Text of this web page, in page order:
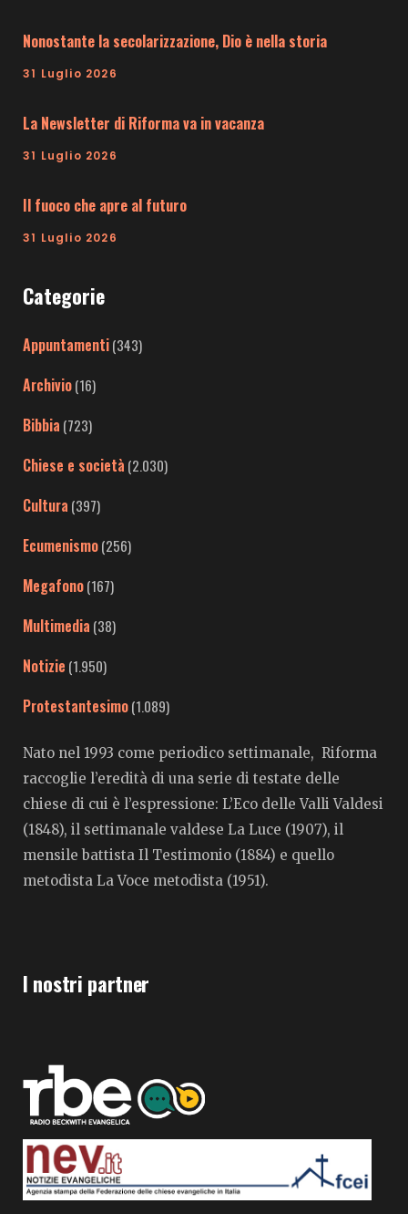
Nonostante la secolarizzazione, Dio è nella storia
31 Luglio 2026
La Newsletter di Riforma va in vacanza
31 Luglio 2026
Il fuoco che apre al futuro
31 Luglio 2026
Categorie
Appuntamenti(343)
Archivio(16)
Bibbia (723)
Chiese e società (2.030)
Cultura (397)
Ecumenismo(256)
Megafono(167)
Multimedia (38)
Notizie (1.950)
Protestantesimo(1.089)
Nato nel 1993 come periodico settimanale, Riforma
raccoglie l’eredità di una serie di testate delle
chiese di cui è l’espressione: L’Eco delle Valli Valdesi
(1848), il settimanale valdese La Luce (1907), il
mensile battista Il Testimonio (1884) e quello
metodista La Voce metodista (1951).
I nostri partner